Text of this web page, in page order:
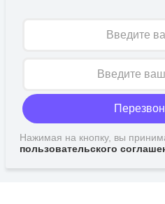
Нажимая на кнопку, вы
пользовательского